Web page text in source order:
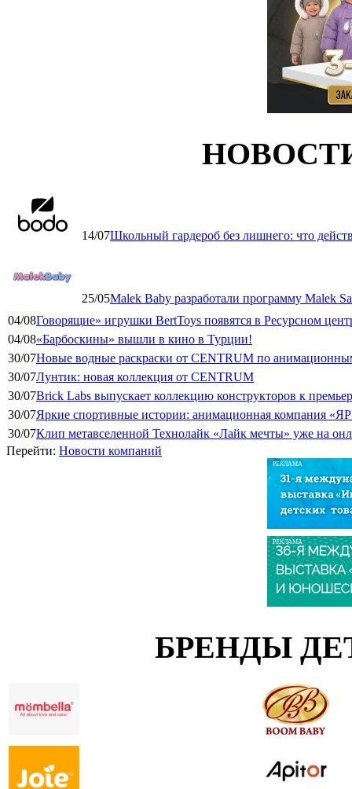
14/07Школьный гардероб без лишнего: что
25/05Malek Baby разработали программу Malek
04/08Говорящие» игрушки BertToys появятся в Ресурсном
04/08«Барбоскины» вышли в кино в Турции!
30/07Новые водные раскраски от CENTRUM по
30/07Лунтик: новая коллекция от CENTRUM
30/07Brick Labs выпускает коллекцию конструкторов к
30/07Яркие спортивные истории: анимационная компания
30/07Клип метавселенной Технолайк «Лайк мечты» уже на
Перейти: Новости компаний
РЕКЛАМА
РЕКЛАМА
БРЕНДЫ